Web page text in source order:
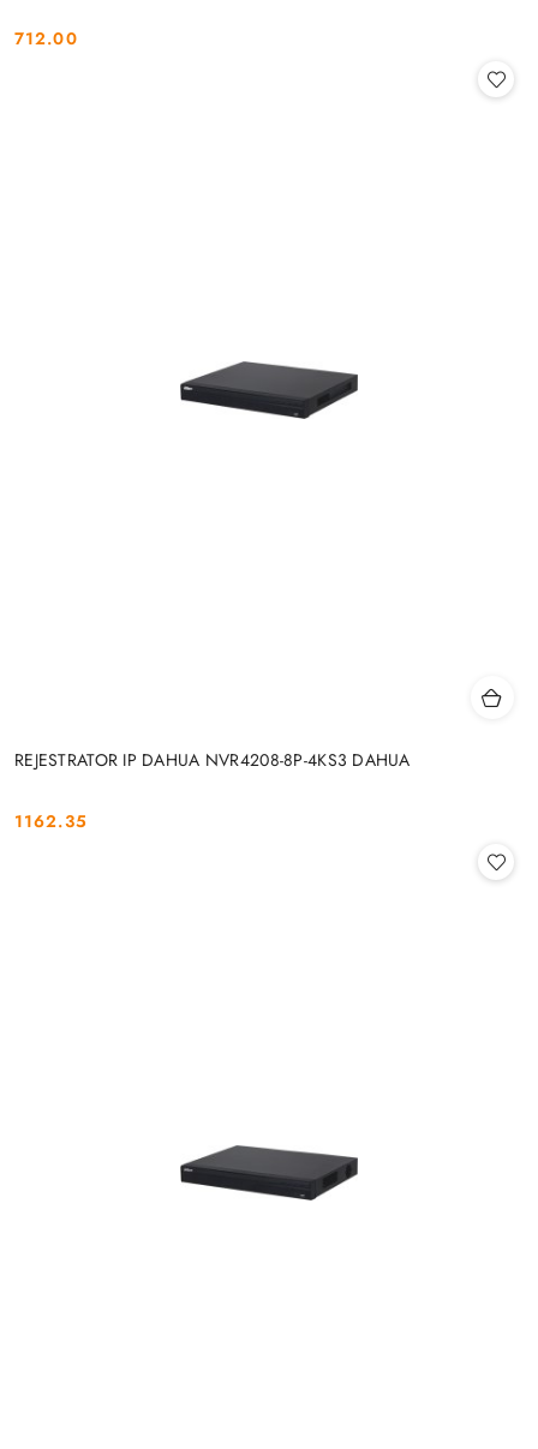
Cena:
712.00
REJESTRATOR IP DAHUA NVR4208-8P-4KS3 DAHUA
Cena:
1162.35